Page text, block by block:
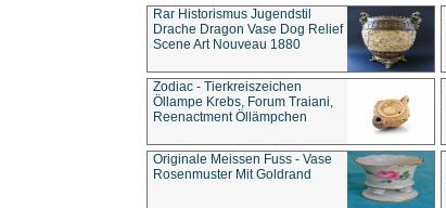
Rar Historismus Jugendstil
Drache Dragon Vase Dog Relief
Scene Art Nouveau 1880
Zodiac - Tierkreiszeichen
Öllampe Krebs, Forum Traiani,
Reenactment Öllämpchen
Originale Meissen Fuss - Vase
Rosenmuster Mit Goldrand